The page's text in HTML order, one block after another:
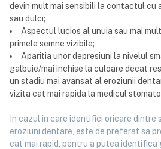
devin mult mai sensibili la contactul cu
sau dulci;
Aspectul lucios al unuia sau mai
primele semne vizibile;
Aparitia unor depresiuni la nivelul
galbuie/mai inchise la culoare decat
un stadiu mai avansat al eroziunii
vizita cat mai rapida la medicul
In cazul in care identifici oricare dintre
eroziuni dentare, este de preferat sa
cat mai rapid, pentru a putea